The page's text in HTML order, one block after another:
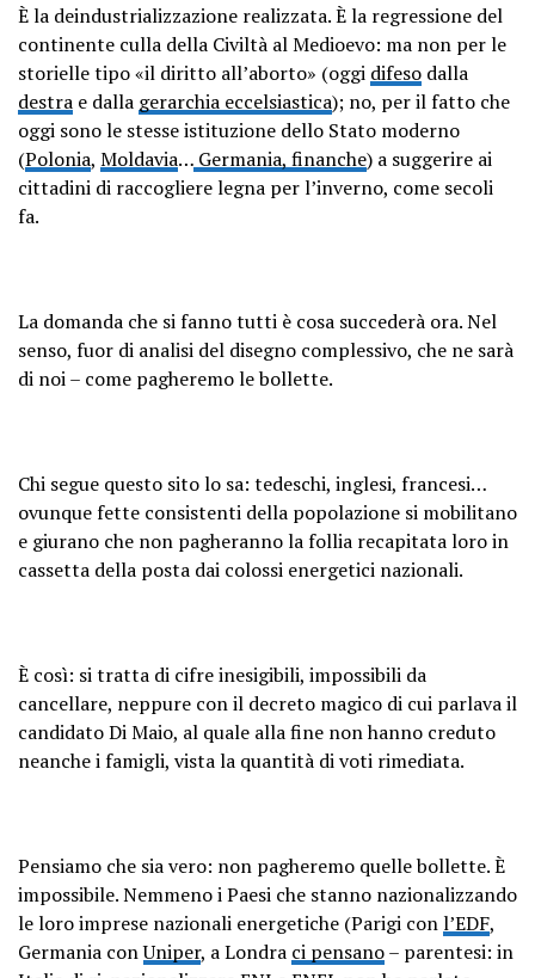
È la deindustrializzazione realizzata. È la regressione del
continente culla della Civiltà al Medioevo: ma non per le
storielle tipo «il diritto all’aborto» (oggi difeso dalla
destra e dalla gerarchia eccelsiastica); no, per il fatto che
oggi sono le stesse istituzione dello Stato moderno
(Polonia, Moldavia… Germania, finanche) a suggerire ai
cittadini di raccogliere legna per l’inverno, come secoli
fa.
La domanda che si fanno tutti è cosa succederà ora. Nel
senso, fuor di analisi del disegno complessivo, che ne sarà
di noi – come pagheremo le bollette.
Chi segue questo sito lo sa: tedeschi, inglesi, francesi…
ovunque fette consistenti della popolazione si mobilitano
e giurano che non pagheranno la follia recapitata loro in
cassetta della posta dai colossi energetici nazionali.
È così: si tratta di cifre inesigibili, impossibili da
cancellare, neppure con il decreto magico di cui parlava il
candidato Di Maio, al quale alla fine non hanno creduto
neanche i famigli, vista la quantità di voti rimediata.
Pensiamo che sia vero: non pagheremo quelle bollette. È
impossibile. Nemmeno i Paesi che stanno nazionalizzando
le loro imprese nazionali energetiche (Parigi conl’EDF,
Germania conUniper, a Londra ci pensano– parentesi: in